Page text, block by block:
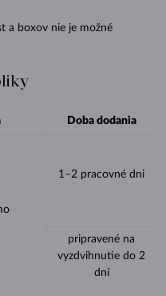
a boxov nie je možné
Doba dodania
1–2 pracovné dni
pripravené na
vyzdvihnutie do 2
dní